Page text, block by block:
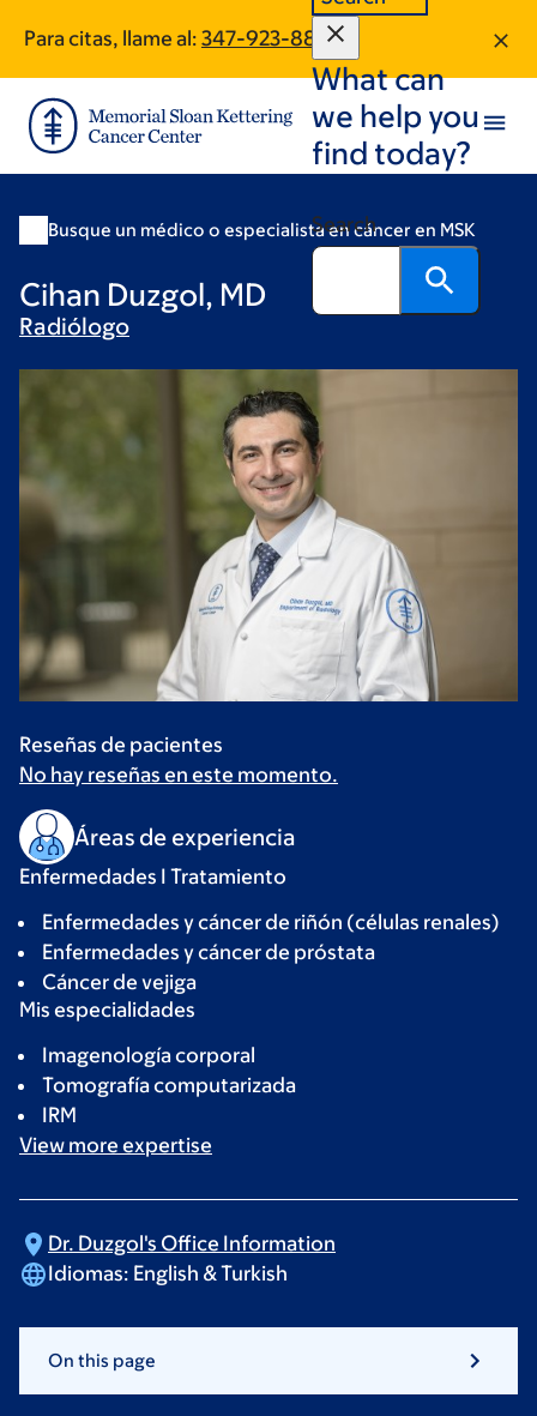
main
content
footer
Para citas, llame al: 347-923-8894
What can
we help you
find today?
Search
Busque un médico o especialista en cáncer en MSK
Cihan Duzgol, MD
Radiólogo
Reseñas de pacientes
No hay reseñas en este momento.
Áreas de experiencia
Enfermedades I Tratamiento
Enfermedades y cáncer de riñón (células renales)
Enfermedades y cáncer de próstata
Cáncer de vejiga
Mis especialidades
Imagenología corporal
Tomografía computarizada
IRM
View more expertise
Dr. Duzgol's Office Information
Idiomas: English & Turkish
On this page